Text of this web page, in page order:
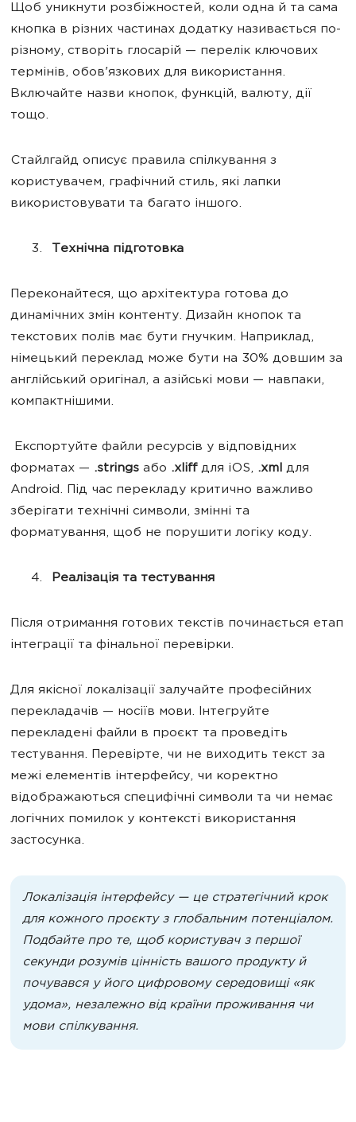
Щоб уникнути розбіжностей, коли одна й та сама
кнопка в різних частинах додатку називається по-
різному, створіть глосарій — перелік ключових
термінів, обов'язкових для використання.
Включайте назви кнопок, функцій, валюту, дії
тощо.
Стайлгайд описує правила спілкування з
користувачем, графічний стиль, які лапки
використовувати та багато іншого.
Технічна підготовка
Переконайтеся, що архітектура готова до
динамічних змін контенту. Дизайн кнопок та
текстових полів має бути гнучким. Наприклад,
німецький переклад може бути на 30% довшим за
англійський оригінал, а азійські мови — навпаки,
компактнішими.
Експортуйте файли ресурсів у відповідних
форматах — .strings або .xliffдля iOS, .xml для
Android. Під час перекладу критично важливо
зберігати технічні символи, змінні та
форматування, щоб не порушити логіку коду.
Реалізація та тестування
Після отримання готових текстів починається етап
інтеграції та фінальної перевірки.
Для якісної локалізації залучайте професійних
перекладачів — носіїв мови. Інтегруйте
перекладені файли в проєкт та проведіть
тестування. Перевірте, чи не виходить текст за
межі елементів інтерфейсу, чи коректно
відображаються специфічні символи та чи немає
логічних помилок у контексті використання
застосунка.
Локалізація інтерфейсу — це стратегічний крок
для кожного проєкту з глобальним потенціалом.
Подбайте про те, щоб користувач з першої
секунди розумів цінність вашого продукту й
почувався у його цифровому середовищі «як
удома», незалежно від країни проживання чи
мови спілкування.